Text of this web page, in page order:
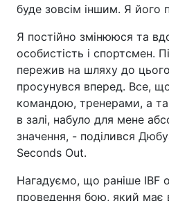
буде зовсім іншим. Я його
Я постійно змінююся та
особистість і спортсмен.
пережив на шляху до
просунувся вперед. Все,
командою, тренерами, а
в залі, набуло для мене
значення, - поділився
Seconds Out.
Нагадуємо, що раніше IBF
проведення бою, який має